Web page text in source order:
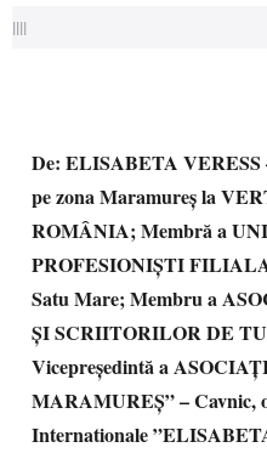
||||
De: ELISABETA VERESS
pe zona Maramureș la
ROMÂNIA; Membră a
PROFESIONIȘTI
Satu Mare; Membru a
ȘI SCRIITORILOR DE
Vicepreședintă a
MARAMUREȘ” – Cavnic,
Internationale